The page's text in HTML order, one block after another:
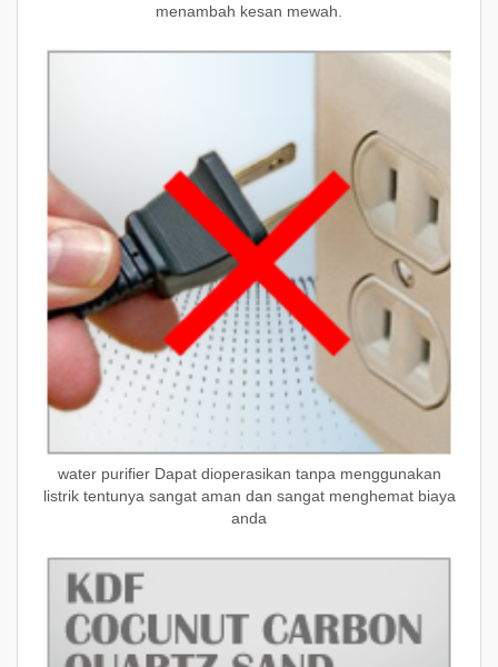
menambah kesan mewah.
water purifier Dapat dioperasikan tanpa menggunakan
listrik tentunya sangat aman dan sangat menghemat biaya
anda